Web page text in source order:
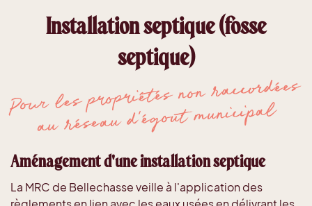
(Guide d'accueil nouveaux arrivants )
Installation septique (fosse
septique)
Pour les propriétés non raccordées
au réseau d’égout municipal
Aménagement d'une installation septique
La MRC de Bellechasse veille à l'application des